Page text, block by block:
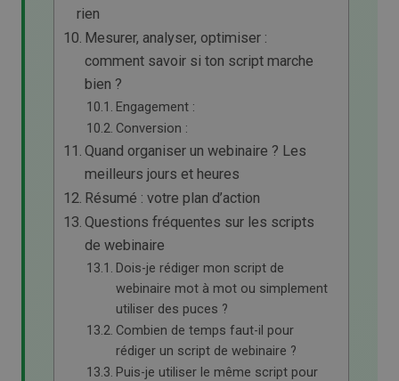
rien
Mesurer, analyser, optimiser :
comment savoir si ton script marche
bien ?
Engagement :
Conversion :
Quand organiser un webinaire ? Les
meilleurs jours et heures
Résumé : votre plan d’action
Questions fréquentes sur les scripts
de webinaire
Dois-je rédiger mon script de
webinaire mot à mot ou simplement
utiliser des puces ?
Combien de temps faut-il pour
rédiger un script de webinaire ?
Puis-je utiliser le même script pour